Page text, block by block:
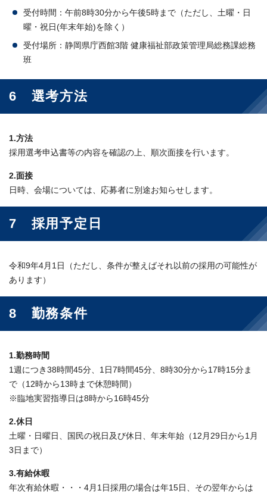
受付時間：午前8時30分から午後5時まで（ただし、土曜・日
曜・祝日(年末年始)を除く）
受付場所：静岡県庁西館3階 健康福祉部政策管理局総務課総務
班
6 選考方法
1.方法
採用選考申込書等の内容を確認の上、順次面接を行います。
2.面接
日時、会場については、応募者に別途お知らせします。
7 採用予定日
令和9年4月1日（ただし、条件が整えばそれ以前の採用の可能性が
あります）
8 勤務条件
1.勤務時間
1週につき38時間45分、1日7時間45分、8時30分から17時15分ま
で（12時から13時まで休憩時間）
※臨地実習指導日は8時から16時45分
2.休日
土曜・日曜日、国民の祝日及び休日、年末年始（12月29日から1月
3日まで）
3.有給休暇
年次有給休暇・・・4月1日採用の場合は年15日、その翌年からは